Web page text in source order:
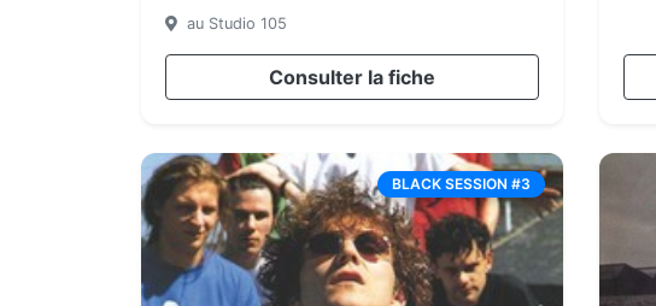
au Studio 105
Consulter la fiche
BLACK SESSION #3